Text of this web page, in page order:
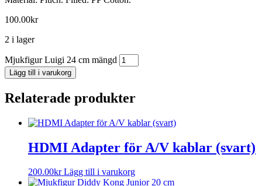
100.00kr
2 i lager
Mjukfigur Luigi 24 cm mängd
Lägg till i varukorg
Relaterade produkter
HDMI Adapter för A/V kablar (svart)
200.00kr Lägg till i varukorg